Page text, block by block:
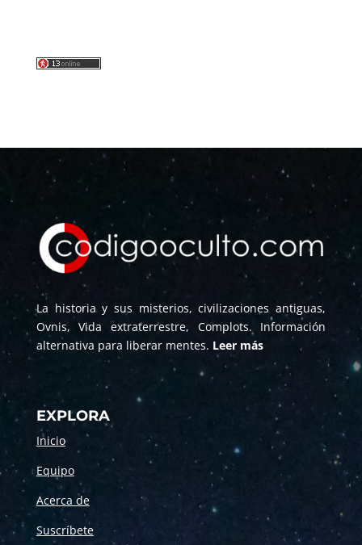
La historia y sus misterios, civilizaciones antiguas,
Ovnis, Vida extraterrestre, Complots. Información
alternativa para liberar mentes. Leer más
EXPLORA
Inicio
Equipo
Acerca de
Suscríbete